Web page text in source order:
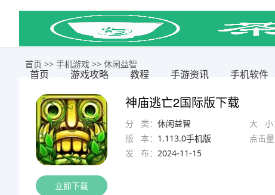
首页 游戏攻略 教程 手游资讯 手机软件
首页 >> 手机游戏 >> 休闲益智
立即下载
神庙逃亡2国际版下载
分 类： 休闲益智 大 小
版 本： 1.113.0手机版 点击量
发 布： 2024-11-15